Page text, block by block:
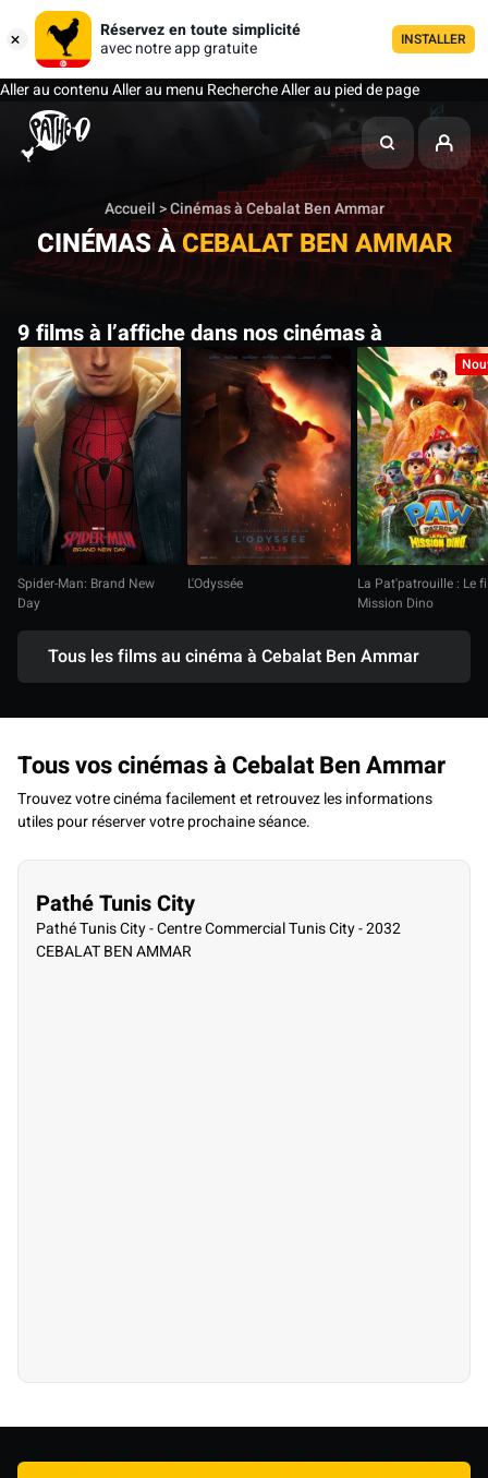
Réservez en toute simplicité
avec notre app gratuite
INSTALLER
Aller au contenuAller au menu RechercheAller au pied de page
Accueil > Cinémas à Cebalat Ben Ammar
CINÉMAS ÀCEBALAT BEN AMMAR
9 films à l’affiche dans nos cinémas à
Spider-Man: Brand New
Day
L'Odyssée
La Pat'patrouille : Le
Mission Dino
Tous les films au cinéma à Cebalat Ben Ammar
Tous vos cinémas à Cebalat Ben Ammar
Trouvez votre cinéma facilement et retrouvez les informations
utiles pour réserver votre prochaine séance.
Pathé Tunis City
Pathé Tunis City - Centre Commercial Tunis City - 2032
CEBALAT BEN AMMAR